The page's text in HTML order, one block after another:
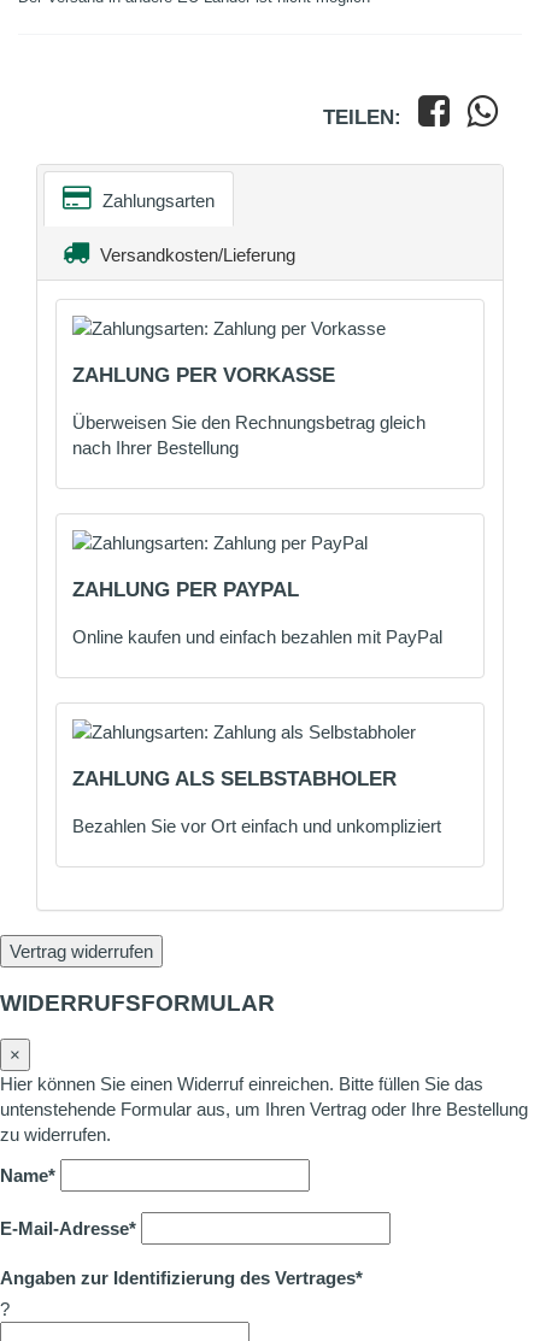
TEILEN:
Zahlungsarten
Versandkosten/Lieferung
ZAHLUNG PER VORKASSE
Überweisen Sie den Rechnungsbetrag gleich
nach Ihrer Bestellung
ZAHLUNG PER PAYPAL
Online kaufen und einfach bezahlen mit PayPal
ZAHLUNG ALS SELBSTABHOLER
Bezahlen Sie vor Ort einfach und unkompliziert
Vertrag widerrufen
WIDERRUFSFORMULAR
×
Hier können Sie einen Widerruf einreichen. Bitte füllen Sie das
untenstehende Formular aus, um Ihren Vertrag oder Ihre Bestellung
zu widerrufen.
Name*
E-Mail-Adresse*
Angaben zur Identifizierung des Vertrages*
?